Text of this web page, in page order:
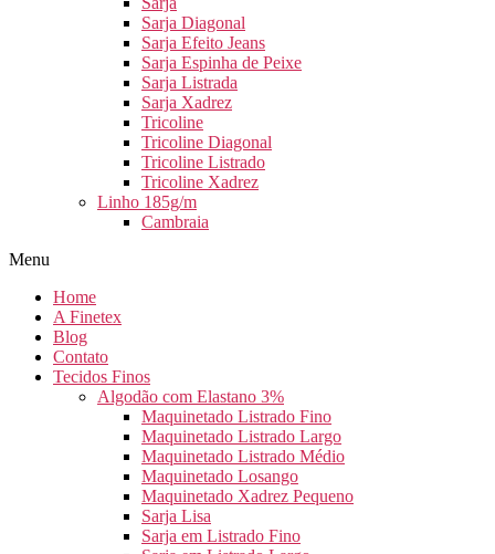
Sarja Diagonal
Sarja Efeito Jeans
Sarja Espinha de Peixe
Sarja Listrada
Sarja Xadrez
Tricoline
Tricoline Diagonal
Tricoline Listrado
Tricoline Xadrez
Linho 185g/m
Cambraia
Menu
Home
A Finetex
Blog
Contato
Tecidos Finos
Algodão com Elastano 3%
Maquinetado Listrado Fino
Maquinetado Listrado Largo
Maquinetado Listrado Médio
Maquinetado Losango
Maquinetado Xadrez Pequeno
Sarja Lisa
Sarja em Listrado Fino